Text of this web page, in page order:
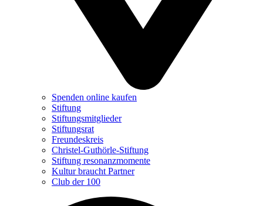
Spenden online kaufen
Stiftung
Stiftungsmitglieder
Stiftungsrat
Freundeskreis
Christel-Guthörle-Stiftung
Stiftung resonanzmomente
Kultur braucht Partner
Club der 100